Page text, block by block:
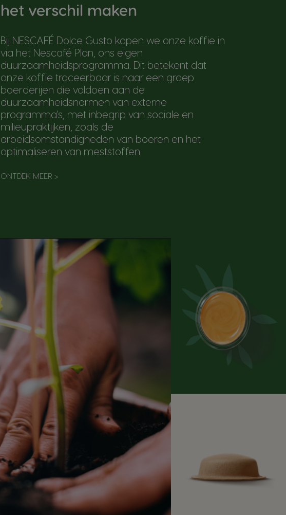
het verschil maken
Bij NESCAFÉ Dolce Gusto kopen we onze koffie in
via het Nescafé Plan, ons eigen
duurzaamheidsprogramma. Dit betekent dat
onze koffie traceerbaar is naar een groep
boerderijen die voldoen aan de
duurzaamheidsnormen van externe
programma's, met inbegrip van sociale en
milieupraktijken, zoals de
arbeidsomstandigheden van boeren en het
optimaliseren van meststoffen.
ONTDEK MEER >